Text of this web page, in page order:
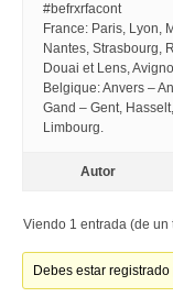
#befrxrfacont
France: Paris, Lyon,
Nantes, Strasbourg,
Douai et Lens,
Belgique: Anvers –
Gand – Gent,
Limbourg.
Autor
Viendo 1 entrada (de un
Debes estar